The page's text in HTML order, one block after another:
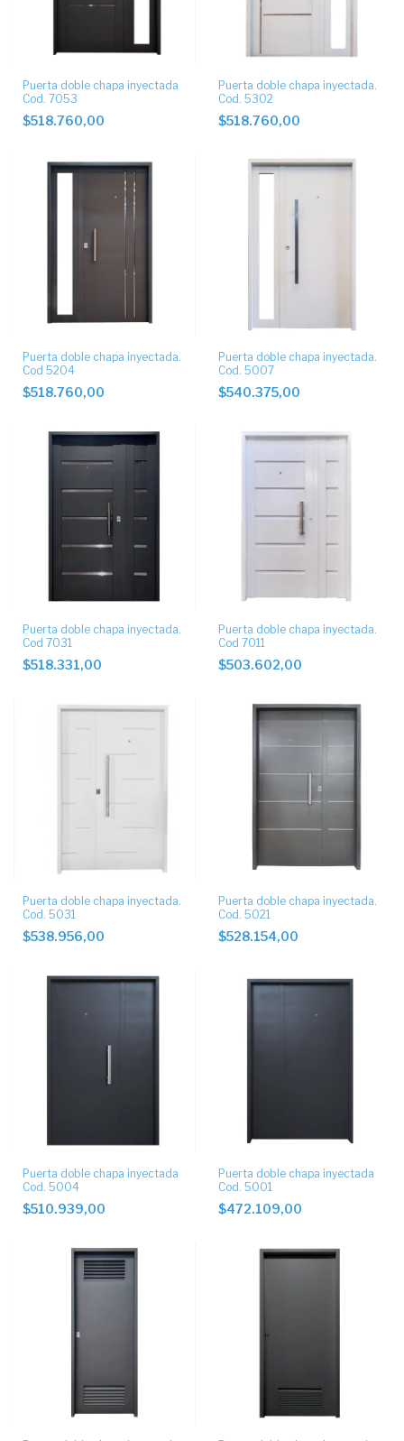
Puerta doble chapa inyectada
Cod. 7053
$518.760,00
Puerta doble chapa inyectada.
Cod. 5302
$518.760,00
Puerta doble chapa inyectada.
Cod 5204
$518.760,00
Puerta doble chapa inyectada.
Cod. 5007
$540.375,00
Puerta doble chapa inyectada.
Cod 7031
$518.331,00
Puerta doble chapa inyectada.
Cod 7011
$503.602,00
Puerta doble chapa inyectada.
Cod. 5031
$538.956,00
Puerta doble chapa inyectada.
Cod. 5021
$528.154,00
Puerta doble chapa inyectada
Cod. 5004
$510.939,00
Puerta doble chapa inyectada
Cod. 5001
$472.109,00